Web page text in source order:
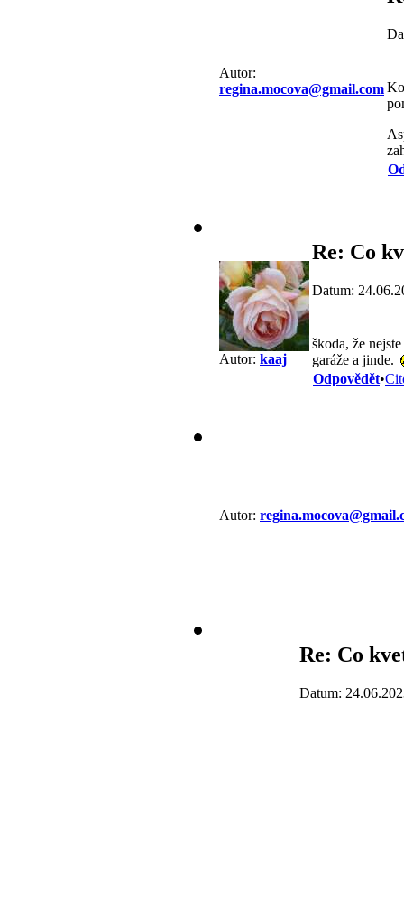
Autor:
regina.mocova@gmail.com
Autor: kaaj
Re: Co
Datum:
škoda, že
garáže a jinde.
Odpovědět•
Autor:
Re: Co
Datum: